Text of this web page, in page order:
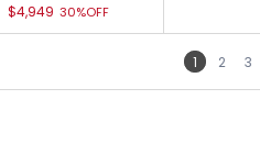
$4,949 30%OFF
1 2 3